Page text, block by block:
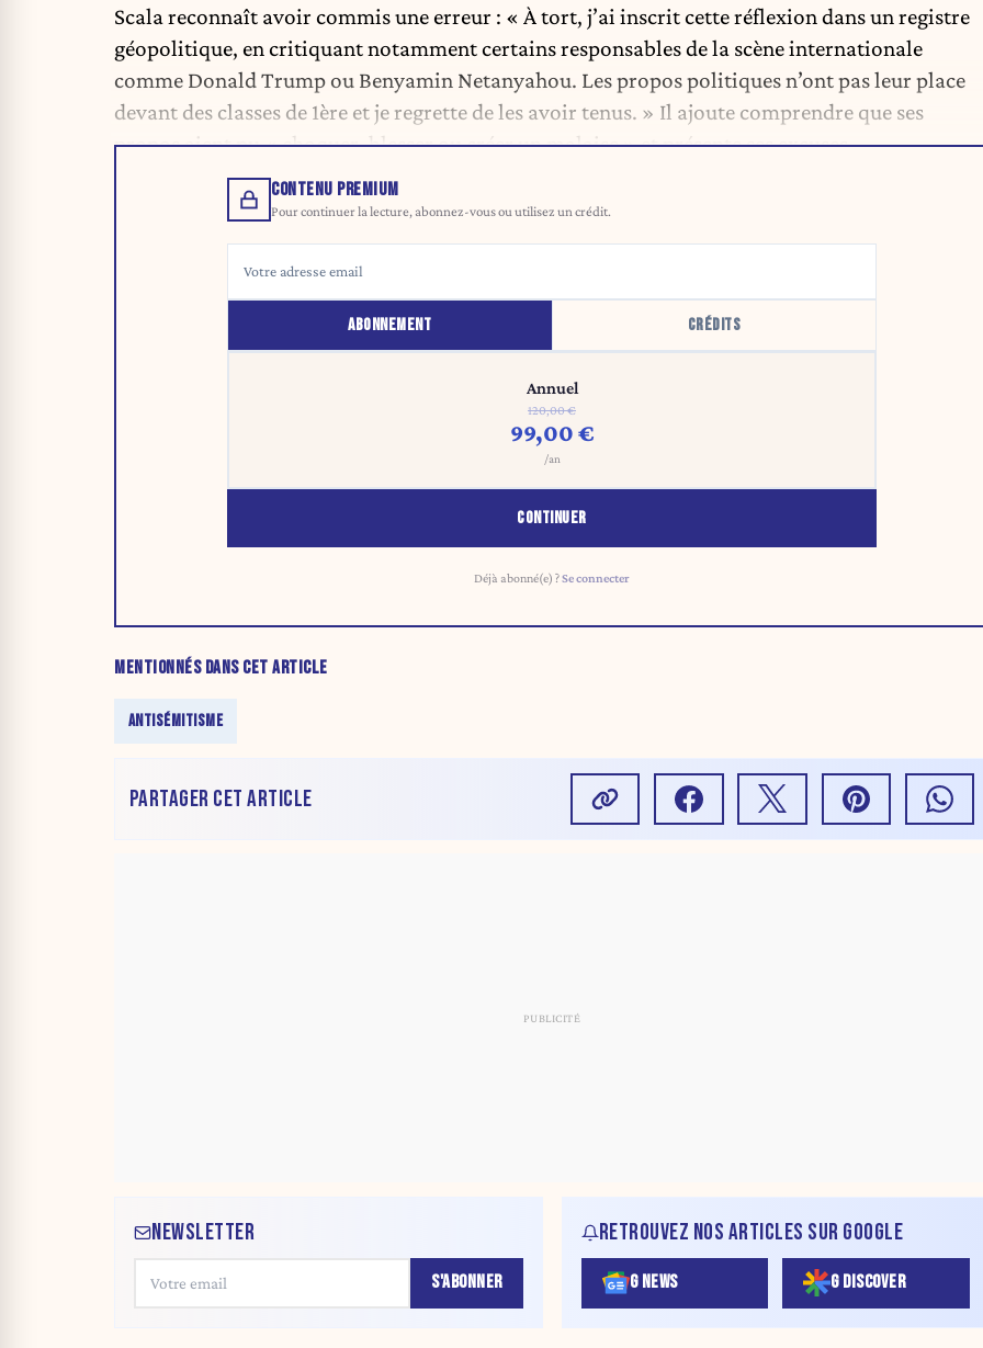
Scala reconnaît avoir commis une erreur : « À tort, j’ai inscrit cette réflexion dans un registre
géopolitique, en critiquant notamment certains responsables de la scène internationale
comme Donald Trump ou Benyamin Netanyahou. Les propos politiques n’ont pas leur place
devant des classes de 1ère et je regrette de les avoir tenus. » Il ajoute comprendre que ses
propos aient pu « choquer, blesser ou créer un malaise » et présente ses excuses.
CONTENU PREMIUM
Pour continuer la lecture, abonnez-vous ou utilisez un crédit.
ABONNEMENT CRÉDITS
Annuel
120,00 €
99,00 €
/an
CONTINUER
Déjà abonné(e) ?Se connecter
MENTIONNÉS DANS CET ARTICLE
ANTISÉMITISME
PARTAGER CET ARTICLE
NEWSLETTER
S'ABONNER
RETROUVEZ NOS ARTICLES SUR GOOGLE
G NEWS G DISCOVER